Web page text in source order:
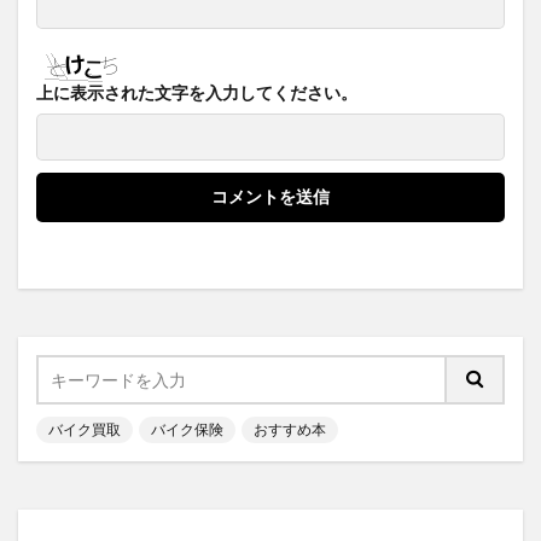
上に表示された文字を入力してください。
バイク買取 バイク保険 おすすめ本